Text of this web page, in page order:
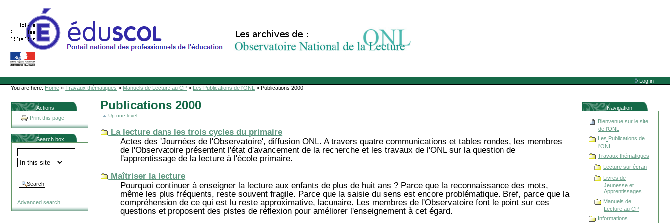
Site Web de l'ONL
Sections
Personal
tools
Log in
You are here: Home » Travaux thématiques » Manuels de Lecture au CP » Les Publications de l'ONL »Publications 2000
Actions
Print this page
Search box
Advanced search
Publications 2000
Up one level
La lecture dans les trois cycles du primaire
Actes des 'Journées de l'Observatoire', diffusion ONL. A travers quatre communications et tables rondes, les membres
de l'Observatoire présentent l'état d'avancement de la recherche et les travaux de l'ONL sur la question de
l'apprentissage de la lecture à l'école primaire.
Maîtriser la lecture
Pourquoi continuer à enseigner la lecture aux enfants de plus de huit ans ? Parce que la reconnaissance des mots,
même les plus fréquents, reste souvent fragile. Parce que la saisie du sens est encore problématique. Bref, parce que la
compréhension de ce qui est lu reste approximative, lacunaire. Les membres de l'Observatoire font le point sur ces
questions et proposent des pistes de réflexion pour améliorer l'enseignement à cet égard.
Navigation
Bienvenue sur le site
de l'ONL
Les Publications de
l'ONL
Travaux thématiques
Lecture sur écran
Livres de
Jeunesse et
Apprentissages
Manuels de
Lecture au CP
Informations